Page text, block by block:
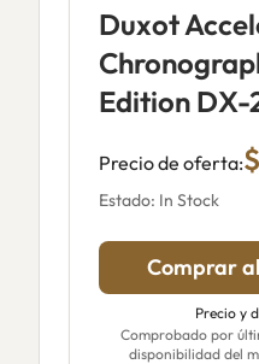
Duxot
Edition DX-
Precio de oferta:
Estado: In Stock
Comprar
Precio y
Comprobado por
disponibilidad del